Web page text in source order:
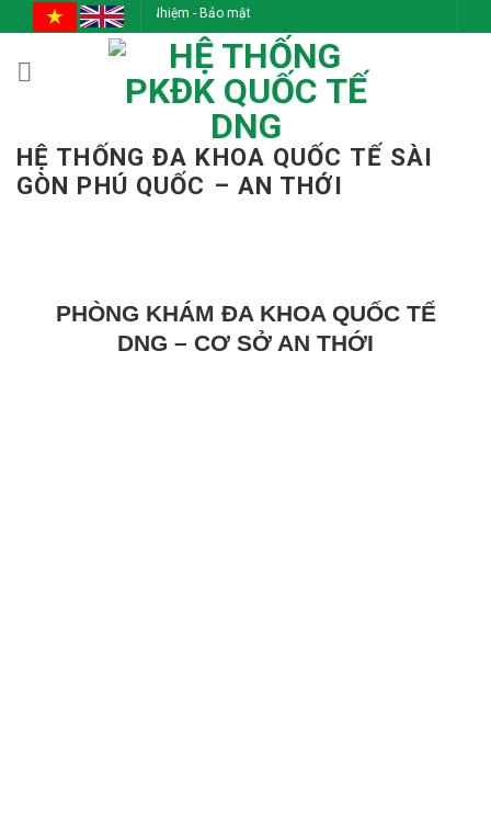
to
content
- Chính trực - Trách Nhiệm - Bảo mật
HỆ THỐNG ĐA KHOA QUỐC TẾ SÀI
GÒN PHÚ QUỐC – AN THỚI
PHÒNG KHÁM ĐA KHOA QUỐC TẾ
DNG – CƠ SỞ AN THỚI